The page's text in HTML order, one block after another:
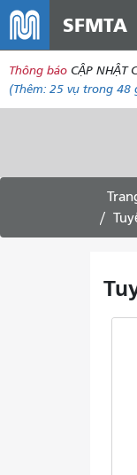
SFMTA
Thông báo CẬP NHẬT
(Thêm: 25 vụ trong 48